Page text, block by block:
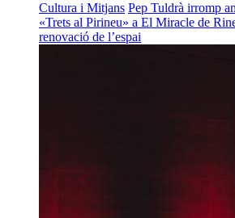
Cultura i Mitjans Pep Tuldrà irromp
«Trets al Pirineu» a El Miracle de
renovació de l’espai